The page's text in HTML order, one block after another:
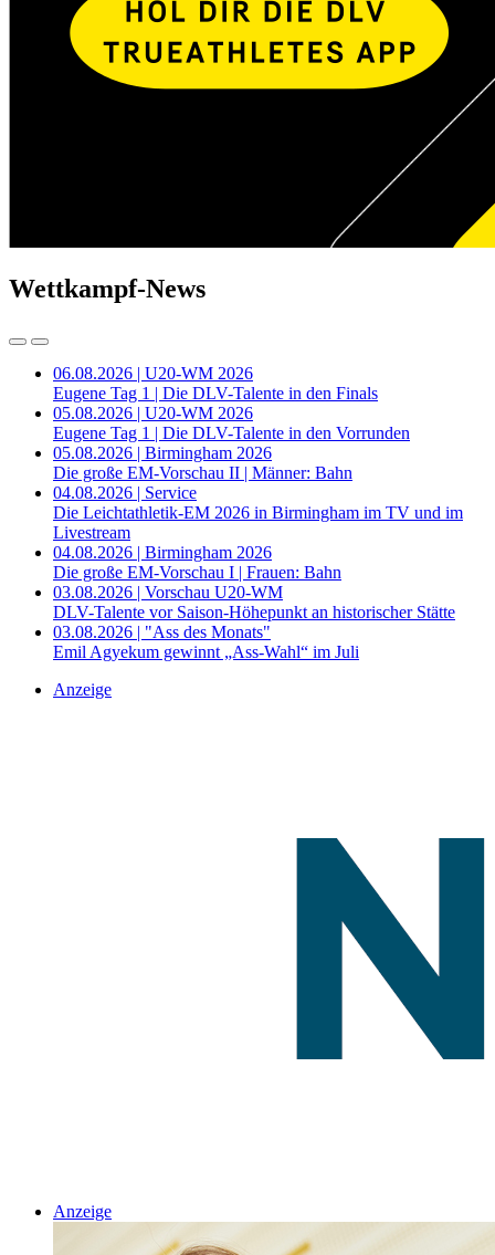
Wettkampf-News
06.08.2026 | U20-WM 2026
Eugene Tag 1 | Die DLV-Talente in den Finals
05.08.2026 | U20-WM 2026
Eugene Tag 1 | Die DLV-Talente in den Vorrunden
05.08.2026 | Birmingham 2026
Die große EM-Vorschau II | Männer: Bahn
04.08.2026 | Service
Die Leichtathletik-EM 2026 in Birmingham im TV und im
Livestream
04.08.2026 | Birmingham 2026
Die große EM-Vorschau I | Frauen: Bahn
03.08.2026 | Vorschau U20-WM
DLV-Talente vor Saison-Höhepunkt an historischer Stätte
03.08.2026 | "Ass des Monats"
Emil Agyekum gewinnt „Ass-Wahl“ im Juli
Anzeige
Anzeige